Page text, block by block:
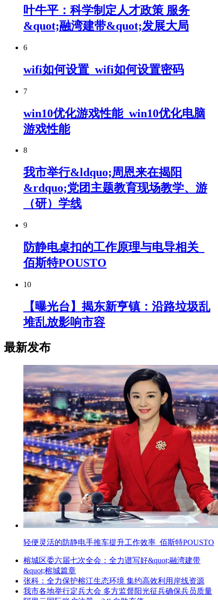
叶牛平：科学制定人才政策 服务
&quot;融湾建带&quot;发展大局
6
wifi如何设置_wifi如何设置密码
7
win10优化游戏性能_win10优化电脑
游戏性能
8
我市举行&ldquo;周恩来在揭阳
&rdquo;党团主题教育现场教学、游
（研）学线
9
防静电桌扣的工作原理与电导相关_
佰斯特POUSTO
10
【曝光台】揭东新亨镇：沿路垃圾乱
堆乱放影响市容
最新发布
轻便灵活的防静电手推车提升工作效率_佰斯特POUSTO
榕城区委六届七次全会：全力谱写好&quot;融湾建带
&quot;榕城篇章
张科：全力保护榕江生态环境 集约高效利用岸线资源
我市各地举行定兵大会 多方监督阳光征兵确保兵员质量